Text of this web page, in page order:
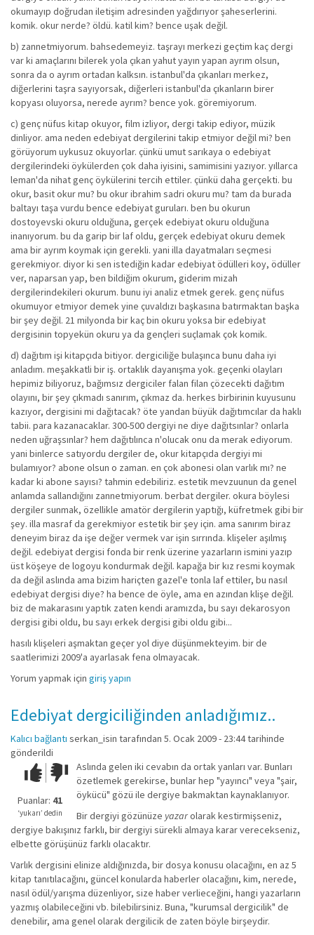
okumayıp doğrudan iletişim adresinden yağdırıyor şaheserlerini.
komik. okur nerde? öldü. katil kim? bence uşak değil.
b) zannetmiyorum. bahsedemeyiz. taşrayı merkezi geçtim kaç dergi
var ki amaçlarını bilerek yola çıkan yahut yayın yapan ayrım olsun,
sonra da o ayrım ortadan kalksın. istanbul'da çıkanları merkez,
diğerlerini taşra sayıyorsak, diğerleri istanbul'da çıkanların birer
kopyası oluyorsa, nerede ayrım? bence yok. göremiyorum.
c) genç nüfus kitap okuyor, film izliyor, dergi takip ediyor, müzik
dinliyor. ama neden edebiyat dergilerini takip etmiyor değil mi? ben
görüyorum uykusuz okuyorlar. çünkü umut sarıkaya o edebiyat
dergilerindeki öykülerden çok daha iyisini, samimisini yazıyor. yıllarca
leman'da nihat genç öykülerini tercih ettiler. çünkü daha gerçekti. bu
okur, basit okur mu? bu okur ibrahim sadri okuru mu? tam da burada
baltayı taşa vurdu bence edebiyat guruları. ben bu okurun
dostoyevski okuru olduğuna, gerçek edebiyat okuru olduğuna
inanıyorum. bu da garip bir laf oldu, gerçek edebiyat okuru demek
ama bir ayrım koymak için gerekli. yani illa dayatmaları seçmesi
gerekmiyor. diyor ki sen istediğin kadar edebiyat ödülleri koy, ödüller
ver, naparsan yap, ben bildiğim okurum, giderim mizah
dergilerindekileri okurum. bunu iyi analiz etmek gerek. genç nüfus
okumuyor etmiyor demek yine çuvaldızı başkasına batırmaktan başka
bir şey değil. 21 milyonda bir kaç bin okuru yoksa bir edebiyat
dergisinin topyekün okuru ya da gençleri suçlamak çok komik.
d) dağıtım işi kitapçıda bitiyor. dergiciliğe bulaşınca bunu daha iyi
anladım. meşakkatli bir iş. ortaklık dayanışma yok. geçenki olayları
hepimiz biliyoruz, bağımsız dergiciler falan filan çözecekti dağıtım
olayını, bir şey çıkmadı sanırım, çıkmaz da. herkes birbirinin kuyusunu
kazıyor, dergisini mi dağıtacak? öte yandan büyük dağıtımcılar da haklı
tabii. para kazanacaklar. 300-500 dergiyi ne diye dağıtsınlar? onlarla
neden uğraşsınlar? hem dağıtılınca n'olucak onu da merak ediyorum.
yani binlerce satıyordu dergiler de, okur kitapçıda dergiyi mi
bulamıyor? abone olsun o zaman. en çok abonesi olan varlık mı? ne
kadar ki abone sayısı? tahmin edebiliriz. estetik mevzuunun da genel
anlamda sallandığını zannetmiyorum. berbat dergiler. okura böylesi
dergiler sunmak, özellikle amatör dergilerin yaptığı, küfretmek gibi bir
şey. illa masraf da gerekmiyor estetik bir şey için. ama sanırım biraz
deneyim biraz da işe değer vermek var işin sırrında. klişeler aşılmış
değil. edebiyat dergisi fonda bir renk üzerine yazarların ismini yazıp
üst köşeye de logoyu kondurmak değil. kapağa bir kız resmi koymak
da değil aslında ama bizim hariçten gazel'e tonla laf ettiler, bu nasıl
edebiyat dergisi diye? ha bence de öyle, ama en azından klişe değil.
biz de makarasını yaptık zaten kendi aramızda, bu sayı dekarosyon
dergisi gibi oldu, bu sayı erkek dergisi gibi oldu gibi...
hasılı klişeleri aşmaktan geçer yol diye düşünmekteyim. bir de
saatlerimizi 2009'a ayarlasak fena olmayacak.
Yorum yapmak için giriş yapın
Edebiyat dergiciliğinden anladığımız..
Kalıcı bağlantı serkan_isin tarafından 5. Ocak 2009 - 23:44 tarihinde
gönderildi
Çok iyi!O
kadar
iyi
değil!
Puanlar: 41
‘yukarı’ dedin
Aslında gelen iki cevabın da ortak yanları var. Bunları
özetlemek gerekirse, bunlar hep "yayıncı" veya "şair,
öykücü" gözü ile dergiye bakmaktan kaynaklanıyor.
Bir dergiyi gözünüze yazarolarak kestirmişseniz,
dergiye bakışınız farklı, bir dergiyi sürekli almaya karar verecekseniz,
elbette görüşünüz farklı olacaktır.
Varlık dergisini elinize aldığınızda, bir dosya konusu olacağını, en az 5
kitap tanıtılacağını, güncel konularda haberler olacağını, kim, nerede,
nasıl ödül/yarışma düzenliyor, size haber verlieceğini, hangi yazarların
yazmış olabileceğini vb. bilebilirsiniz. Buna, "kurumsal dergicilik" de
denebilir, ama genel olarak dergilicik de zaten böyle birşeydir.